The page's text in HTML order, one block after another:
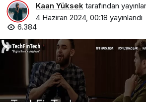
Kaan Yüksek tarafından
4 Haziran 2024, 00:18 yayınlandı
6.384